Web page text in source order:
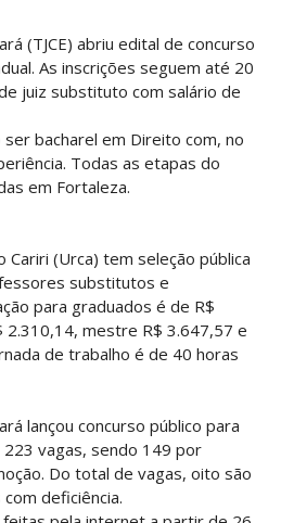
(TJCE) abriu edital de concurso
As inscrições seguem até 20
juiz substituto com salário de
bacharel em Direito com, no
Todas as etapas do
em Fortaleza.
Cariri (Urca) tem seleção pública
substitutos e
para graduados é de R$
2.310,14, mestre R$ 3.647,57 e
de trabalho é de 40 horas
lançou concurso público para
vagas, sendo 149 por
Do total de vagas, oito são
deficiência.